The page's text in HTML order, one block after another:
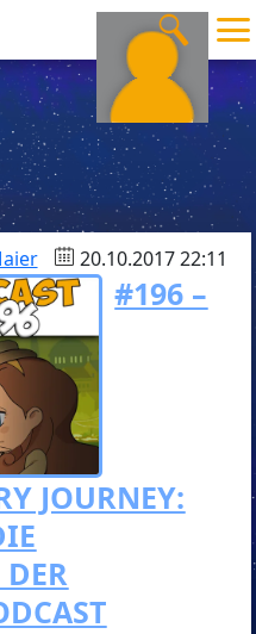
20.10.2017 22:11
#196 –
JOURNEY: